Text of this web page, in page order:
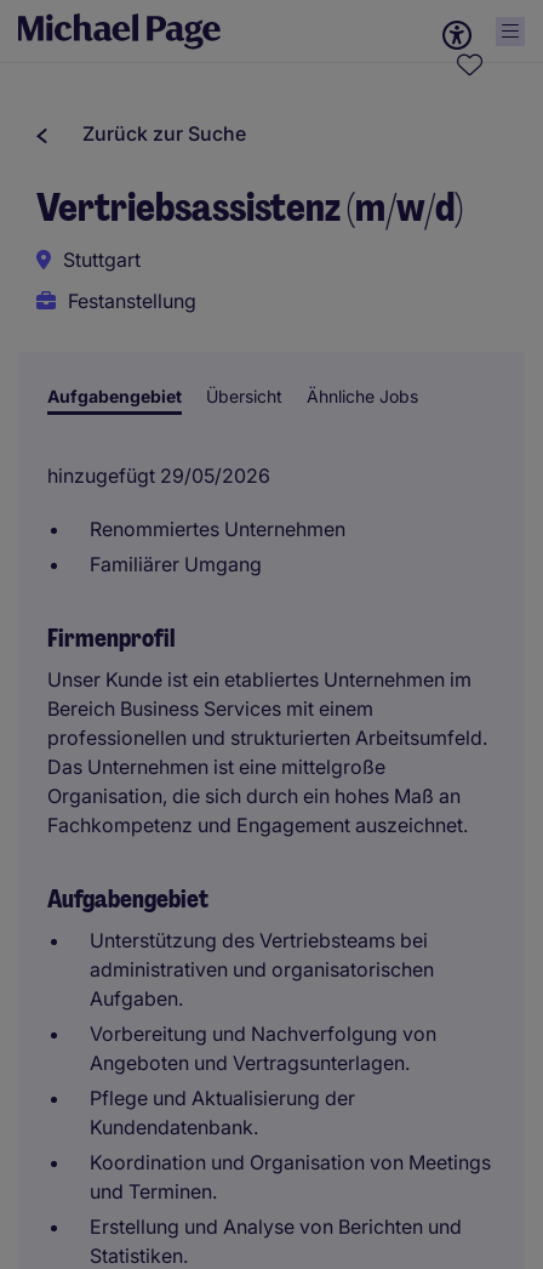
Zurück zur Suche
Vertriebsassistenz (m/w/d)
Stuttgart
Festanstellung
Aufgabengebiet Übersicht Ähnliche Jobs
hinzugefügt 29/05/2026
Renommiertes Unternehmen
Familiärer Umgang
Firmenprofil
Unser Kunde ist ein etabliertes Unternehmen im
Bereich Business Services mit einem
professionellen und strukturierten Arbeitsumfeld.
Das Unternehmen ist eine mittelgroße
Organisation, die sich durch ein hohes Maß an
Fachkompetenz und Engagement auszeichnet.
Aufgabengebiet
Unterstützung des Vertriebsteams bei
administrativen und organisatorischen
Aufgaben.
Vorbereitung und Nachverfolgung von
Angeboten und Vertragsunterlagen.
Pflege und Aktualisierung der
Kundendatenbank.
Koordination und Organisation von Meetings
und Terminen.
Erstellung und Analyse von Berichten und
Statistiken.